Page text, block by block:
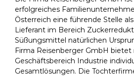
erfolgreiches
Österreich eine führende Stelle
Lieferant im Bereich
Süßungsmittel natürlichen
Firma Reisenberger GmbH
Geschäftsbereich Industrie
Gesamtlösungen. Die